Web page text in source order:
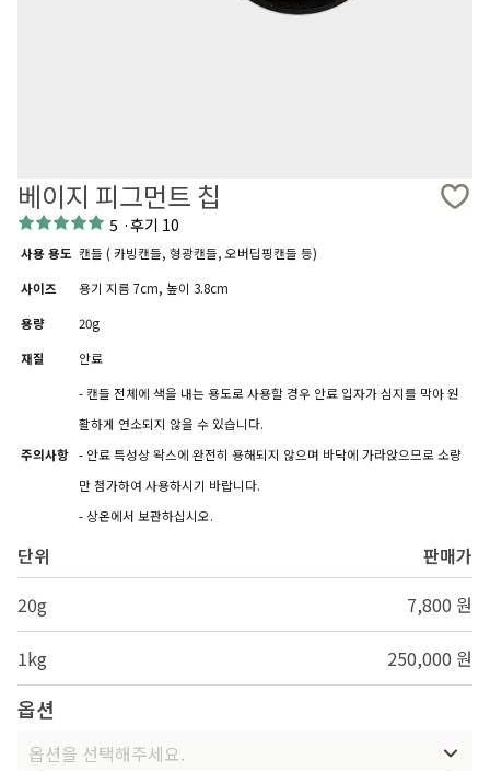
베이지 피그먼트 칩
5 ·후기 10
사용 용도 캔들 ( 카빙캔들, 형광캔들, 오버딥핑캔들 등)
사이즈
용기 지름 7cm, 높이 3.8cm
용량
20g
재질
안료
주의사항
- 캔들 전체에 색을 내는 용도로 사용할 경우 안료 입자가 심지를 막아 원
활하게 연소되지 않을 수 있습니다.
- 안료 특성상 왁스에 완전히 용해되지 않으며 바닥에 가라앉으므로 소량
만 첨가하여 사용하시기 바랍니다.
- 상온에서 보관하십시오.
단위
판매가
20g
7,800 원
1kg 250,000 원
옵션
옵션을 선택해주세요.